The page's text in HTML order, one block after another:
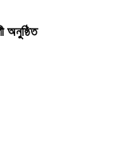
অনুষ্ঠিত